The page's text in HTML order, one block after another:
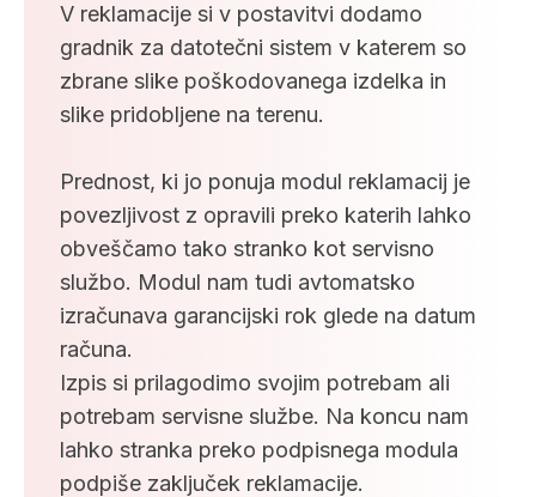
V reklamacije si v postavitvi dodamo
gradnik za datotečni sistem v katerem so
zbrane slike poškodovanega izdelka in
slike pridobljene na terenu.
Prednost, ki jo ponuja modul reklamacij je
povezljivost z opravili preko katerih lahko
obveščamo tako stranko kot servisno
službo. Modul nam tudi avtomatsko
izračunava garancijski rok glede na datum
računa.
Izpis si prilagodimo svojim potrebam ali
potrebam servisne službe. Na koncu nam
lahko stranka preko podpisnega modula
podpiše zaključek reklamacije.